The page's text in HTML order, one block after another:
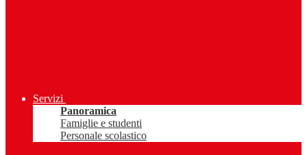
Servizi
Panoramica
Famiglie e studenti
Personale scolastico